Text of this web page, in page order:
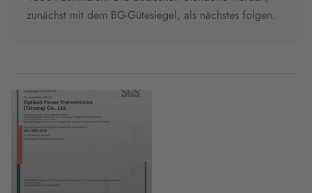
zunächst mit dem BG-Gütesiegel, als nächstes folgen.